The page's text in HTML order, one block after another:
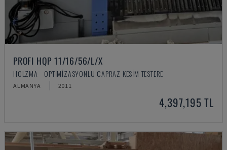
PROFI HQP 11/16/56/L/X
HOLZMA - OPTIMIZASYONLU ÇAPRAZ KESIM TESTERE
ALMANYA 2011
4,397,195 TL